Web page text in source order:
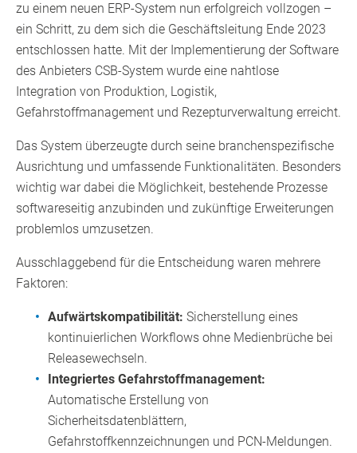
zu einem neuen ERP-System nun erfolgreich vollzogen –
ein Schritt, zu dem sich die Geschäftsleitung Ende 2023
entschlossen hatte. Mit der Implementierung der Software
des Anbieters CSB-System wurde eine nahtlose
Integration von Produktion, Logistik,
Gefahrstoffmanagement und Rezepturverwaltung erreicht.
Das System überzeugte durch seine branchenspezifische
Ausrichtung und umfassende Funktionalitäten. Besonders
wichtig war dabei die Möglichkeit, bestehende Prozesse
softwareseitig anzubinden und zukünftige Erweiterungen
problemlos umzusetzen.
Ausschlaggebend für die Entscheidung waren mehrere
Faktoren:
Aufwärtskompatibilität: Sicherstellung eines
kontinuierlichen Workflows ohne Medienbrüche bei
Releasewechseln.
Integriertes Gefahrstoffmanagement:
Automatische Erstellung von
Sicherheitsdatenblättern,
Gefahrstoffkennzeichnungen und PCN-Meldungen.